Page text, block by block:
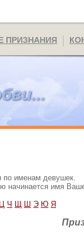
ПРИЗНАНИЯ
по именам девушек.
начинается имя
Ц Ч Щ Ш Э Ю Я